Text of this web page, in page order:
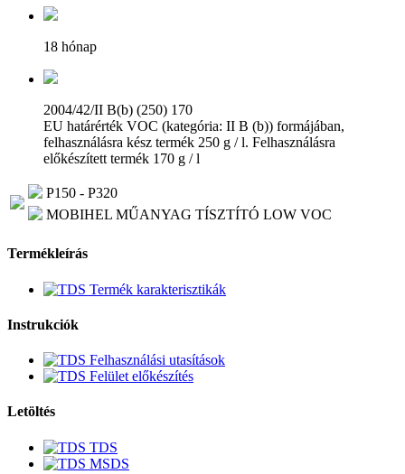
18 hónap
2004/42/II B(b) (250) 170
EU határérték VOC (kategória: II B (b)) formájában,
felhasználásra kész termék 250 g / l. Felhasználásra
előkészített termék 170 g / l
P150 - P320
MOBIHEL MŰANYAG TÍSZTÍTÓ LOW VOC
Termékleírás
Termék karakterisztikák
Instrukciók
Felhasználási utasítások
Felület előkészítés
Letöltés
TDS
MSDS